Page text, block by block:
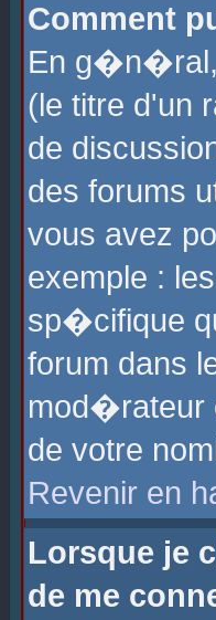
Comment
En g�n�ral,
(le titre d'un
de
des forums
vous avez
exemple :
sp�cifique
forum dans
mod�rateur
de votre
Revenir en
Lorsque je
de me